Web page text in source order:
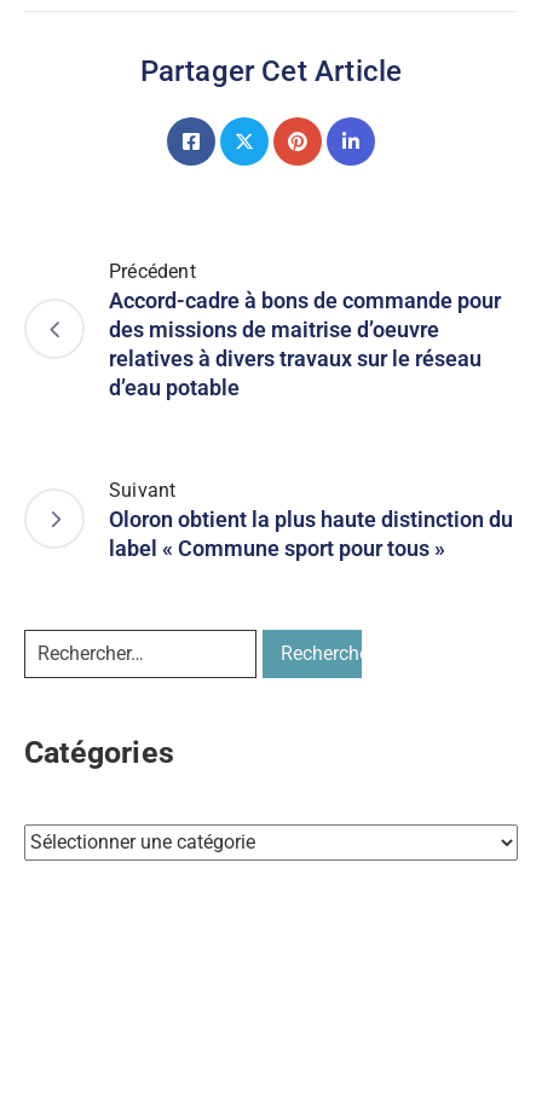
Partager Cet Article
Précédent
Accord-cadre à bons de commande pour
des missions de maitrise d’oeuvre
relatives à divers travaux sur le réseau
d’eau potable
Suivant
Oloron obtient la plus haute distinction du
label « Commune sport pour tous »
Catégories